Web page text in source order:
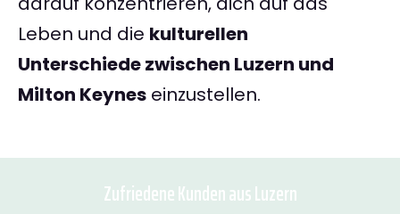
Leben und die kulturellen
Unterschiede zwischen Luzern und
Milton Keynes einzustellen.
Zufriedene Kunden aus Luzern